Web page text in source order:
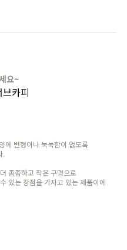
요~
에 변형이나 눅눅함이 없도록
.
촘촘하고 작은 구멍으로
있는 장점을 가지고 있는 제품이에